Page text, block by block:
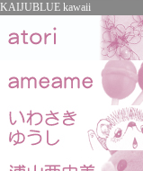
KAIJUBLUE kawaii